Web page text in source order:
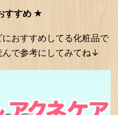
すすめ ★
おすすめしてる化粧品で
で参考にしてみてね↓